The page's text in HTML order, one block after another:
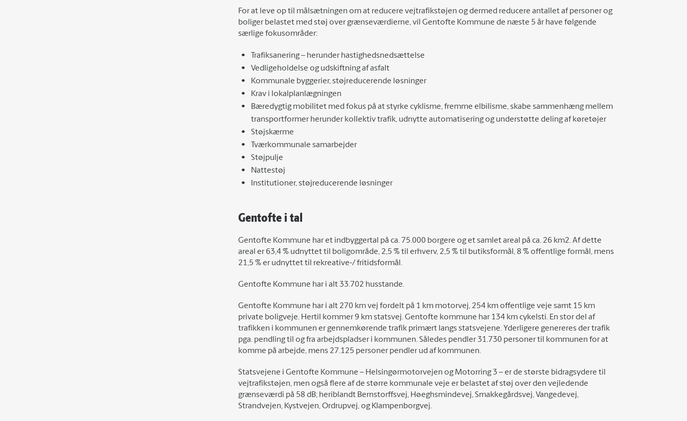
For at leve op til målsætningen om at reducere vejtrafikstøjen og dermed reducere antallet af personer og
boliger belastet med støj over grænseværdierne, vil Gentofte Kommune de næste 5 år have følgende
særlige fokusområder:
Trafiksanering – herunder hastighedsnedsættelse
Vedligeholdelse og udskiftning af asfalt
Kommunale byggerier, støjreducerende løsninger
Krav i lokalplanlægningen
Bæredygtig mobilitet med fokus på at styrke cyklisme, fremme elbilisme, skabe sammenhæng mellem
transportformer herunder kollektiv trafik, udnytte automatisering og understøtte deling af køretøjer
Støjskærme
Tværkommunale samarbejder
Støjpulje
Nattestøj
Institutioner, støjreducerende løsninger
Gentofte i tal
Gentofte Kommune har et indbyggertal på ca. 75.000 borgere og et samlet areal på ca. 26 km2. Af dette
areal er 63,4 % udnyttet til boligområde, 2,5 % til erhverv, 2,5 % til butiksformål, 8 % offentlige formål, mens
21,5 % er udnyttet til rekreative-/ fritidsformål.
Gentofte Kommune har i alt 33.702 husstande.
Gentofte Kommune har i alt 270 km vej fordelt på 1 km motorvej, 254 km offentlige veje samt 15 km
private boligveje. Hertil kommer 9 km statsvej. Gentofte kommune har 134 km cykelsti. En stor del af
trafikken i kommunen er gennemkørende trafik primært langs statsvejene. Yderligere genereres der trafik
pga. pendling til og fra arbejdspladser i kommunen. Således pendler 31.730 personer til kommunen for at
komme på arbejde, mens 27.125 personer pendler ud af kommunen.
Statsvejene i Gentofte Kommune – Helsingørmotorvejen og Motorring 3 – er de største bidragsydere til
vejtrafikstøjen, men også flere af de større kommunale veje er belastet af støj over den vejledende
grænseværdi på 58 dB; heriblandt Bernstorffsvej, Høeghsmindevej, Smakkegårdsvej, Vangedevej,
Strandvejen, Kystvejen, Ordrupvej, og Klampenborgvej.